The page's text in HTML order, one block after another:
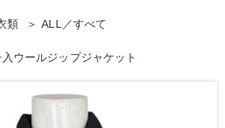
類
ALL／すべて
ウールジップジャケット